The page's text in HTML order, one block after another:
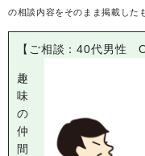
の相談内容をそのまま掲載した
【ご相談：40代男性
趣
味
の
仲
間